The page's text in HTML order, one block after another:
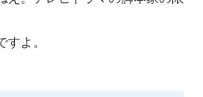
よ。